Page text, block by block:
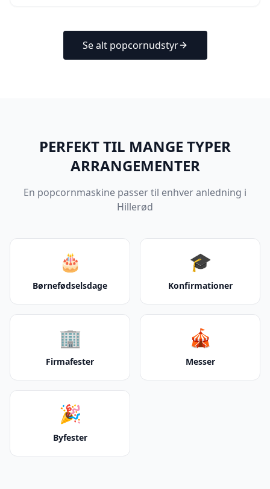
Se alt popcornudstyr
PERFEKT TIL MANGE TYPER
ARRANGEMENTER
En popcornmaskine passer til enhver anledning i
Hillerød
🎂
Børnefødselsdage
🎓
Konfirmationer
🏢
Firmafester
🎪
Messer
🎉
Byfester